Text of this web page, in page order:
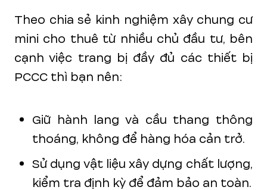
Theo chia sẻ kinh nghiệm xây chung cư
mini cho thuê từ nhiều chủ đầu tư, bên
cạnh việc trang bị đầy đủ các thiết bị
PCCC thì bạn nên:
Giữ hành lang và cầu thang thông
thoáng, không để hàng hóa cản trở.
Sử dụng vật liệu xây dựng chất lượng,
kiểm tra định kỳ để đảm bảo an toàn.